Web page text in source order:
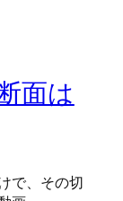
面は
で、その切